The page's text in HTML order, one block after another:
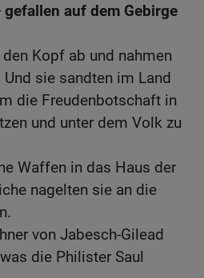
auf dem Gebirge
Kopf ab und nahmen
sie sandten im Land
die Freudenbotschaft in
und unter dem Volk zu
Waffen in das Haus der
nagelten sie an die
von Jabesch-Gilead
die Philister Saul